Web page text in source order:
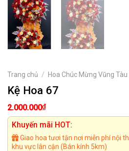
Trang chủ / Hoa Chúc Mừng Vũng Tàu
Kệ Hoa 67
2.000.000₫
Khuyến mãi HOT:
Giao hoa tươi tận nơi miễn phí nội
khu vực lân cận (Bán kính 5km)